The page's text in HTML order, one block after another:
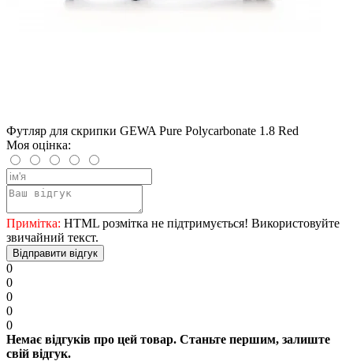
Футляр для скрипки GEWA Pure Polycarbonate 1.8 Red
Моя оцінка:
Примітка: HTML розмітка не підтримується! Використовуйте
звичайний текст.
Відправити відгук
0
0
0
0
0
Немає відгуків про цей товар. Станьте першим, залиште
свій відгук.